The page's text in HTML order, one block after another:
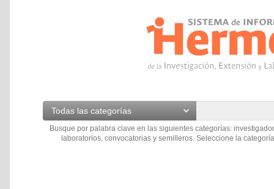
Todas las categorías
Busque por palabra clave en las siguientes categorías:
laboratorios, convocatorias y semilleros. Seleccione la